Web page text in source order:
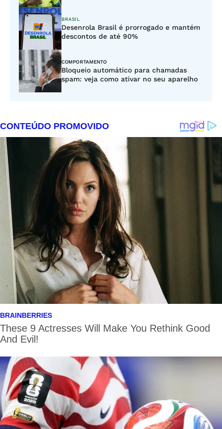
BRASIL
Desenrola Brasil é prorrogado e mantém
descontos de até 90%
COMPORTAMENTO
Bloqueio automático para chamadas
spam: veja como ativar no seu aparelho